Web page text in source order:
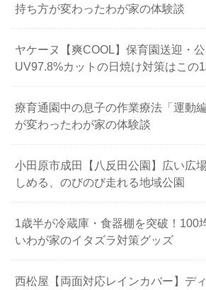
持ち方が変わったわが家の体験談
ヤケーヌ【爽COOL】保育園送迎・
UV97.8%カットの日焼け対策はこの
療育通園中の息子の作業療法「運動
が変わったわが家の体験談
小田原市成田【八反田公園】広い広
しめる、のびのび走れる地域公園
1歳半が冷蔵庫・食器棚を突破！100
いわが家のイタズラ対策グッズ
西松屋【両面対応レインカバー】デ